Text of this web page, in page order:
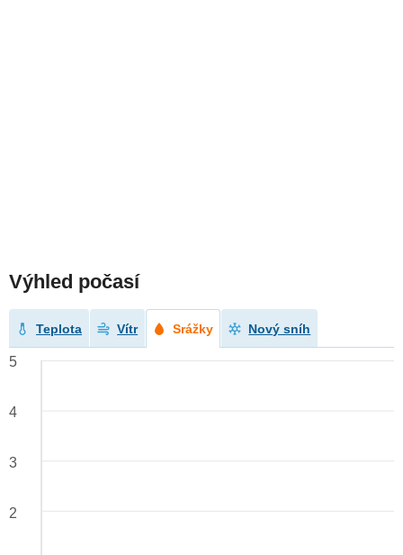
Výhled počasí
Teplota Vítr Srážky Nový sníh
5
4
3
2